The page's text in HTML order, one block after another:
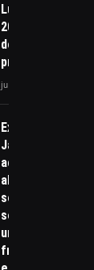
Lula em
2026 além
do ex-
presidente
julho 7, 2025
Explosão no
Jaguaré
acende
alerta
sobre
segurança
urbana e
fragilidade